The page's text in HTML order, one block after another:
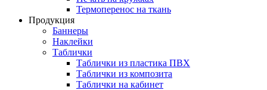
Термоперенос на ткань
Продукция
Баннеры
Наклейки
Таблички
Таблички из пластика ПВХ
Таблички из композита
Таблички на кабинет